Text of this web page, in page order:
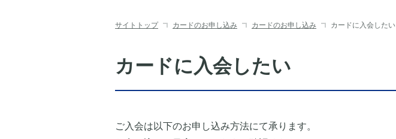
サイトトップ カードのお申し込み カードのお申し込み カードに入会したい
カードに入会したい
ご入会は以下のお申し込み方法にて承ります。